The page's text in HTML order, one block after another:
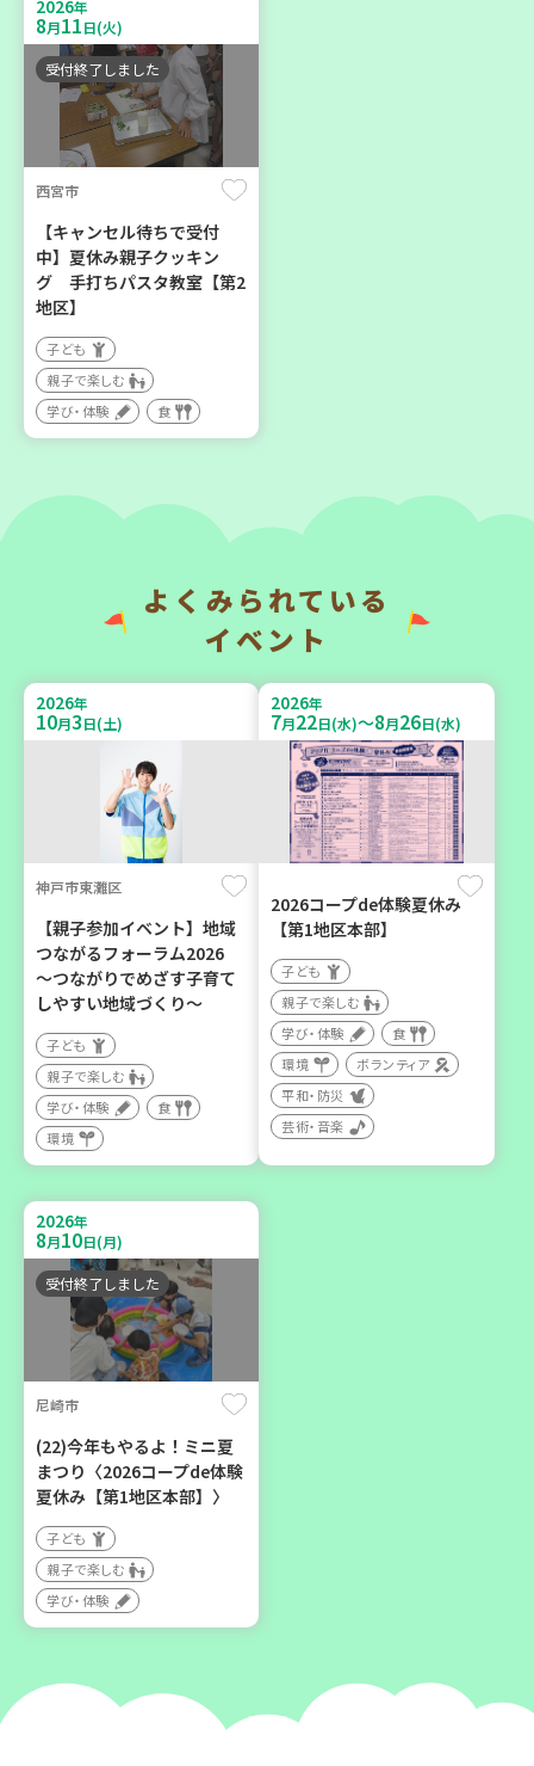
区】
子ども
親子で楽しむ
学び・体験
2026年
加古川市
コープ神吉 子育てひろば
子ども
親子で楽しむ
親子で楽しむ
日(月)
神戸市兵庫区
【第3地区本部】「ふれあい
喫茶つどい」気軽に集う居
場所（第1月曜日に開催）
ボランティア
カフェ・つどい場
2026年
9 14 26日(土)
「フードドライブ」集中受
け付け！
2026年
9月16日(水)
神戸市兵庫区
【第3地区本部】ほっとひと
いき 親子でゆったりタイ
ム♪(毎月開催予定)
子ども
親子で楽しむ
学び・体験
カフェ・つどい場
2026年
8月11日(火)
受付終了しました
西宮市
【キャンセル待ちで受付
中】夏休み親子クッキン
グ 手打ちパスタ教室【第2
地区】
子ども
親子で楽しむ
学び・体験
食
よくみられている
イベント
2026年
10月3日(土)
神戸市東灘区
【親子参加イベント】地域
つながるフォーラム2026
～つながりでめざす子育て
しやすい地域づくり～
子ども
親子で楽しむ
学び・体験
食
環境
2026年
7月22日(水)～8月26日(水)
2026コープde体験夏休み
【第1地区本部】
子ども
親子で楽しむ
学び・体験
食
環境
ボランティア
平和・防災
芸術・音楽
2026年
8月10日(月)
受付終了しました
尼崎市
(22)今年もやるよ！ミニ夏
まつり〈2026コープde体験
夏休み【第1地区本部】〉
子ども
親子で楽しむ
学び・体験